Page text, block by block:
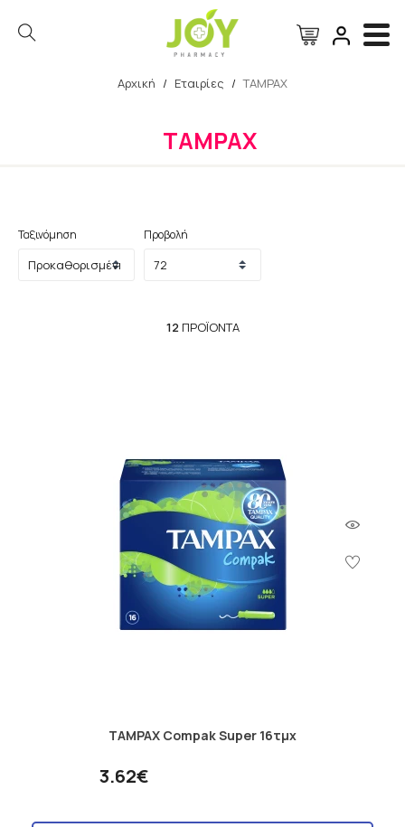
Αρχική / Εταιρίες / TAMPAX
TAMPAX
Ταξινόμηση Προβολή
12ΠΡΟΪΌΝΤΑ
TAMPAX Compak Super 16τμχ
3.62€